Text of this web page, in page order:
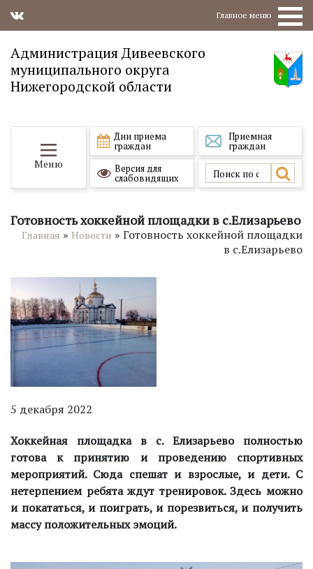
Главное меню
Администрация Дивеевского
муниципального округа
Нижегородской области
Меню
Дни приема
граждан
Приемная
граждан
Версия для
слабовидящих
Готовность хоккейной площадки в с.Елизарьево
Главная » Новости » Готовность хоккейной площадки
в с.Елизарьево
5 декабря 2022
Хоккейная площадка в с. Елизарьево полностью
готова к принятию и проведению спортивных
мероприятий. Сюда спешат и взрослые, и дети. С
нетерпением ребята ждут тренировок. Здесь можно
и покататься, и поиграть, и порезвиться, и получить
массу положительных эмоций.